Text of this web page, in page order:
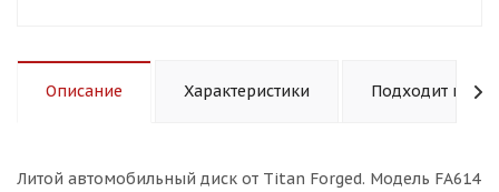
Описание Характеристики Подходит к
Литой aвтомобильный диск от Titan Forged. Модель FA614